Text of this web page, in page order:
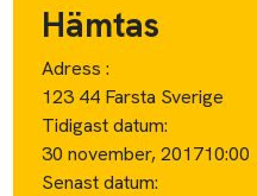
Hämtas
Adress :
123 44 Farsta Sverige
Tidigast datum:
30 november, 201710:00
Senast datum: